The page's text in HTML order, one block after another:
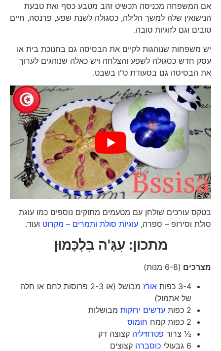
אם המשפחה מכניסה תכשיט זהב מטבע כסף ואת טבעת
הנישואין שלה למשך הלילה, כסגולה לשנת שפע, פרנסה, חיים
טובים וגם לזוגיות טובה.
יש משפחות שנוהגות לקיים את הבסיסה גם בחנוכת בית או
עסק חדש כסגולה לשפע והצלחה ויש כאלה שנוהגים לערוך
את הבסיסה גם בסעודת ט"ו בשבט.
בטקס עורכים שולחן עם מטעמים מתוקים נוספים כמו עוגת
סולת וסירופ – ספרה,עוגיות סולת ותמרים – מקרוטועוד.
מתכון: עִגָּ'ה בִּלְכָּמוּן
מצרכים(6-8 מנות)
3-4 כפות
אורז
מבושל (או 2-3 פרוסות לחם או חלה
של אתמול)
2 כפות
עדשים ירוקותמבושלות
2 כפות קמח
חומוס
½ צרורפטרוזיליהקצוצה דק
6 גבעולי
כוסברהקצוצים